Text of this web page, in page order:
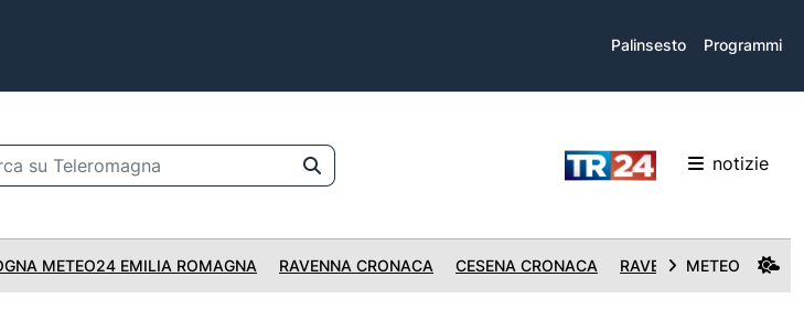
Palinsesto Programmi
notizie
METEO24 EMILIA ROMAGNA RAVENNA CRONACA CESENA CRONACA RAVENNA CRONACA
METEO